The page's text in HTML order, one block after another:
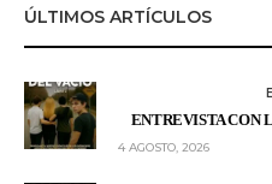
ÚLTIMOS ARTÍCULOS
ENTREVISTA CON
4 AGOSTO, 2026